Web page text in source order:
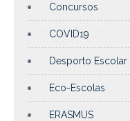
Concursos
COVID19
Desporto Escolar
Eco-Escolas
ERASMUS